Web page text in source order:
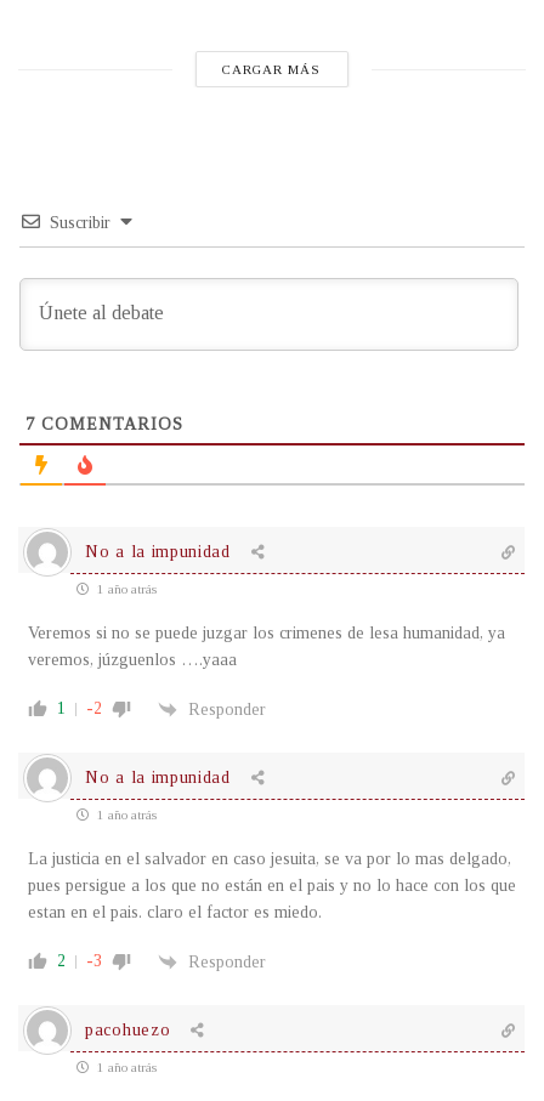
CARGAR MÁS
Suscribir
7 COMENTARIOS
No a la impunidad
1 año atrás
Veremos si no se puede juzgar los crimenes de lesa humanidad, ya
veremos, júzguenlos ….yaaa
1 -2 Responder
No a la impunidad
1 año atrás
La justicia en el salvador en caso jesuita, se va por lo mas delgado,
pues persigue a los que no están en el pais y no lo hace con los que
estan en el pais. claro el factor es miedo.
2 -3 Responder
pacohuezo
1 año atrás